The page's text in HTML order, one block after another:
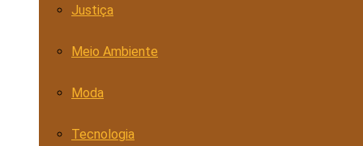
Justiça
Meio Ambiente
Moda
Tecnologia